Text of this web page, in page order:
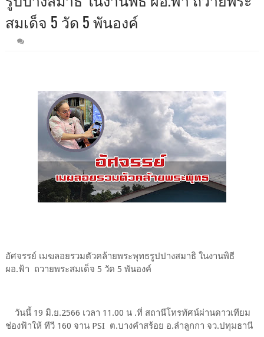
สมเด็จ 5 วัด 5 พันองค์
อัศจรรย์ เมฆลอยรวมตัวคล้ายพระพุทธรูปปางสมาธิ ในงานพิธี
ผอ.ฟ้า ถวายพระสมเด็จ 5 วัด 5 พันองค์
วันนี้ 19 มิ.ย.2566 เวลา 11.00 น .ที่ สถานีโทรทัศน์ผ่านดาวเทียม
ช่องฟ้าให้ ทีวี 160 จาน PSI ต.บางคำสร้อย อ.ลำลูกกา จว.ปทุมธานี